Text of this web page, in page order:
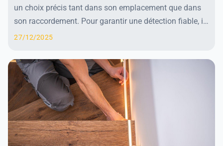
un choix précis tant dans son emplacement que dans
son raccordement. Pour garantir une détection fiable, il
faut positionner l’appareil à la hauteu...
27/12/2025